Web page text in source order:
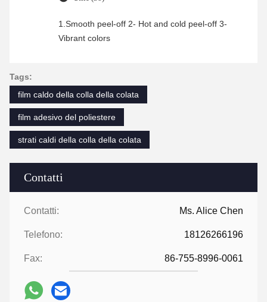
Contatti
Contatti: Ms. Alice Chen
Telefono: 18126266196
Fax: 86-755-8996-0061
1.Smooth peel-off 2- Hot and cold peel-off 3-
Vibrant colors
Tags:
film caldo della colla della colata
film adesivo del poliestere
strati caldi della colla della colata